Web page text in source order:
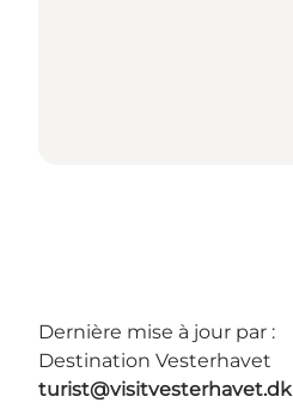
Dernière mise à jour par :
Destination Vesterhavet
turist@visitvesterhavet.dk